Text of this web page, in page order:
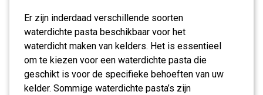
Er zijn inderdaad verschillende soorten
waterdichte pasta beschikbaar voor het
waterdicht maken van kelders. Het is essentieel
om te kiezen voor een waterdichte pasta die
geschikt is voor de specifieke behoeften van uw
kelder. Sommige waterdichte pasta’s zijn